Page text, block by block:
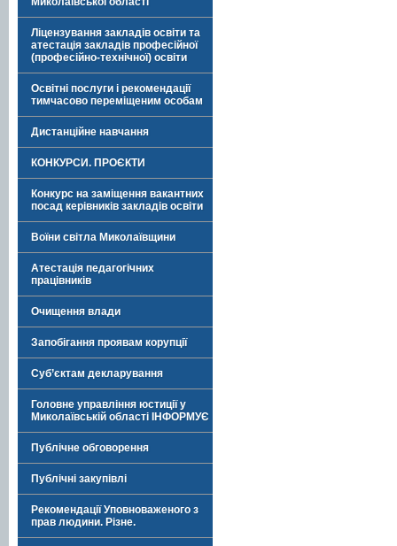
Ліцензування закладів освіти та
атестація закладів професійної
(професійно-технічної) освіти
Освітні послуги і рекомендації
тимчасово переміщеним особам
Дистанційне навчання
КОНКУРСИ. ПРОЄКТИ
Конкурс на заміщення вакантних
посад керівників закладів освіти
Воїни світла Миколаївщини
Атестація педагогічних
працівників
Очищення влади
Запобігання проявам корупції
Суб’єктам декларування
Головне управління юстиції у
Миколаївській області ІНФОРМУЄ
Публічне обговорення
Публічні закупівлі
Рекомендації Уповноваженого з
прав людини. Різне.